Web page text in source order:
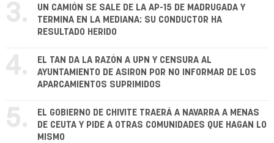
3.
UN CAMIÓN SE SALE DE LA AP-15 DE MADRUGADA Y
TERMINA EN LA MEDIANA: SU CONDUCTOR HA
RESULTADO HERIDO
4.
EL TAN DA LA RAZÓN A UPN Y CENSURA AL
AYUNTAMIENTO DE ASIRON POR NO INFORMAR DE LOS
APARCAMIENTOS SUPRIMIDOS
5.
EL GOBIERNO DE CHIVITE TRAERÁ A NAVARRA A MENAS
DE CEUTA Y PIDE A OTRAS COMUNIDADES QUE HAGAN LO
MISMO